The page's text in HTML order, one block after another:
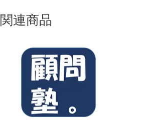
関連商品